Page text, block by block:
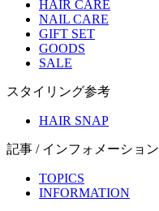
HAIR CARE
NAIL CARE
GIFT SET
GOODS
SALE
スタイリング参考
HAIR SNAP
記事 / インフォメーション
TOPICS
INFORMATION